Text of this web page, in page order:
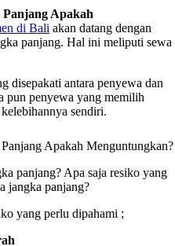
Panjang Apakah
di Bali akan datang dengan
panjang. Hal ini meliputi sewa
disepakati antara penyewa dan
pun penyewa yang memilih
sendiri.
panjang? Apa saja resiko yang
jangka panjang?
yang perlu dipahami ;